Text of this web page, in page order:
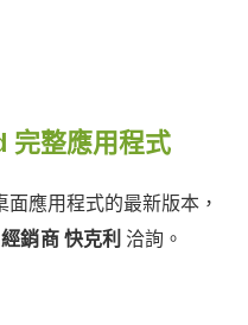
完整應用程式
應用程式的最新版本，
銷商 快克利 洽詢。